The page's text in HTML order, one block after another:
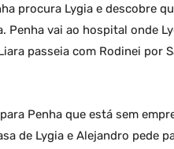
procura Lygia e descobre
Penha vai ao hospital onde
passeia com Rodinei por
Penha que está sem
de Lygia e Alejandro pede